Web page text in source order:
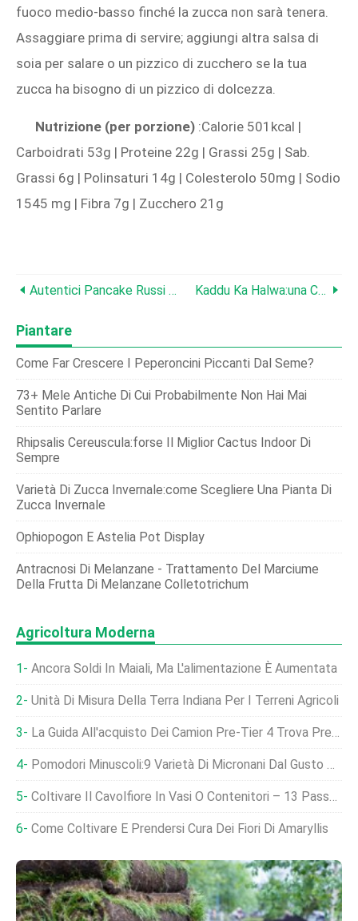
fuoco medio-basso finché la zucca non sarà tenera.
Assaggiare prima di servire; aggiungi altra salsa di
soia per salare o un pizzico di zucchero se la tua
zucca ha bisogno di un pizzico di dolcezza.
Nutrizione (per porzione) :Calorie 501kcal |
Carboidrati 53g | Proteine ​​22g | Grassi 25g | Sab.
Grassi 6g | Polinsaturi 14g | Colesterolo 50mg | Sodio
1545 mg | Fibra 7g | Zucchero 21g
Autentici Pancake Russi Alla Zucca (Olad'i Iz Tykvy):la Colazione Preferita Dalle Famiglie Kaddu Ka Halwa:una Classica Delizia Dolce Alla Zucca
Piantare
Come Far Crescere I Peperoncini Piccanti Dal Seme?
73+ Mele Antiche Di Cui Probabilmente Non Hai Mai
Sentito Parlare
Rhipsalis Cereuscula:forse Il Miglior Cactus Indoor Di
Sempre
Varietà Di Zucca Invernale:come Scegliere Una Pianta Di
Zucca Invernale
Ophiopogon E Astelia Pot Display
Antracnosi Di Melanzane - Trattamento Del Marciume
Della Frutta Di Melanzane Colletotrichum
Agricoltura Moderna
Ancora Soldi In Maiali, Ma L'alimentazione È Aumentata
Unità Di Misura Della Terra Indiana Per I Terreni Agricoli
La Guida All'acquisto Dei Camion Pre-Tier 4 Trova Prezzi Stabili
Pomodori Minuscoli:9 Varietà Di Micronani Dal Gusto Migliore
Coltivare Il Cavolfiore In Vasi O Contenitori – 13 Passaggi
Come Coltivare E Prendersi Cura Dei Fiori Di Amaryllis